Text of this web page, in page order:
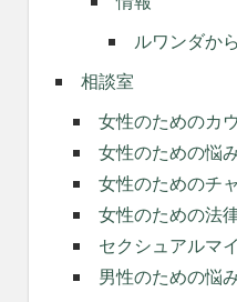
ルワンダか
相談室
女性のためのカ
女性のための悩
女性のためのチ
女性のための法
セクシュアルマ
男性のための悩